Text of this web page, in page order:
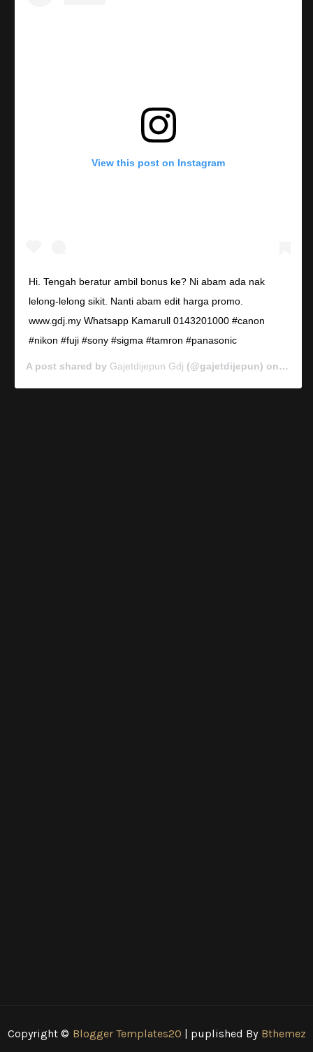
View this post on Instagram
Hi. Tengah beratur ambil bonus ke? Ni abam ada nak
lelong-lelong sikit. Nanti abam edit harga promo.
www.gdj.my Whatsapp Kamarull 0143201000 #canon
#nikon #fuji #sony #sigma #tamron #panasonic
A post shared by Gajetdijepun Gdj (@gajetdijepun) on Jan 7,
Copyright © Blogger Templates20 | puplished By Bthemez